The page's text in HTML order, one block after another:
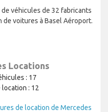
véhicules de 32 fabricants
voitures à Basel Aéroport.
Locations
: 17
: 12
de location de Mercedes